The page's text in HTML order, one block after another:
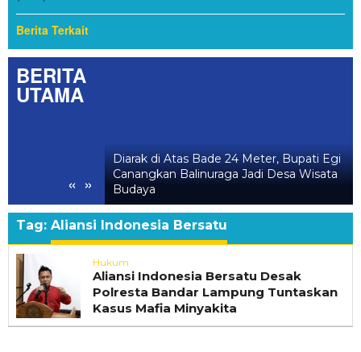
Berita Terkait
BERITA
UTAMA
« »
Diarak di Atas Bade 24 Meter, Bupati Egi
Canangkan Balinuraga Jadi Desa Wisata
Budaya
Tag: Aliansi Indonesia Bersatu
Hukum
Aliansi Indonesia Bersatu Desak
Polresta Bandar Lampung Tuntaskan
Kasus Mafia Minyakita